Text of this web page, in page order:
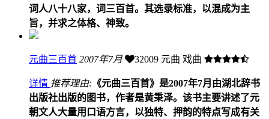
词人八十八家，词三百首。其选录标准，以混成为主
旨，并求之体格、神致。
元曲三百首 2007年7月 32009 元曲 戏曲
详情 推荐理由: 《元曲三百首》是2007年7月由湖北辞书
出版社出版的图书，作者是黄秉泽。该书主要讲述了元
朝文人大量用口语方言，以独特、押韵的特点写成有关